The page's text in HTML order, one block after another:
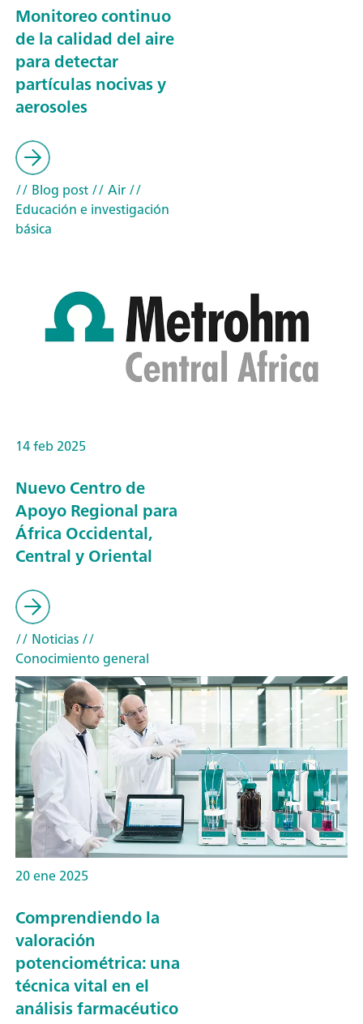
Monitoreo continuo
de la calidad del aire
para detectar
partículas nocivas y
aerosoles
// Blog post// Air//
Educación e investigación
básica
14 feb 2025
Nuevo Centro de
Apoyo Regional para
África Occidental,
Central y Oriental
// Noticias//
Conocimiento general
20 ene 2025
Comprendiendo la
valoración
potenciométrica: una
técnica vital en el
análisis farmacéutico